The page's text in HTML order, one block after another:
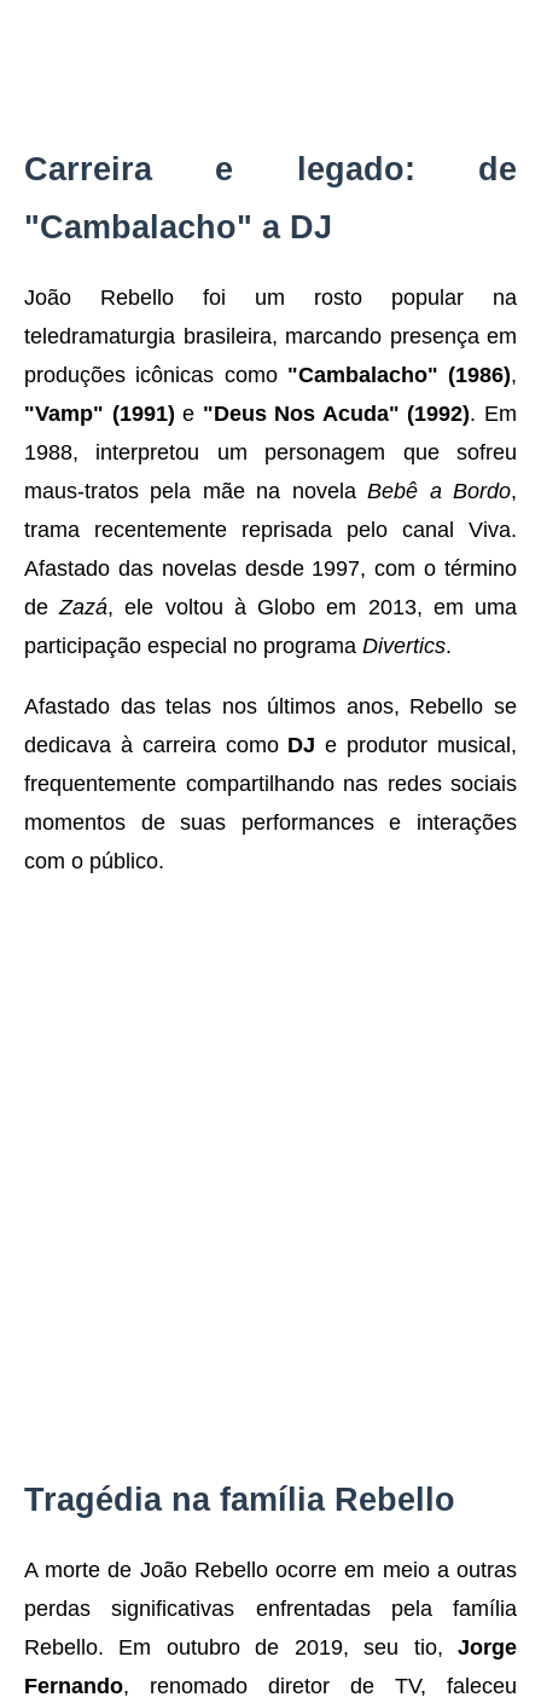
Carreira e legado: de
"Cambalacho" a DJ
João Rebello foi um rosto popular na
teledramaturgia brasileira, marcando presença em
produções icônicas como "Cambalacho" (1986),
"Vamp" (1991) e "Deus Nos Acuda" (1992). Em
1988, interpretou um personagem que sofreu
maus-tratos pela mãe na novelaBebê a Bordo,
trama recentemente reprisada pelo canal Viva.
Afastado das novelas desde 1997, com o término
deZazá, ele voltou à Globo em 2013, em uma
participação especial no programa Divertics.
Afastado das telas nos últimos anos, Rebello se
dedicava à carreira como DJ e produtor musical,
frequentemente compartilhando nas redes sociais
momentos de suas performances e interações
com o público.
Tragédia na família Rebello
A morte de João Rebello ocorre em meio a outras
perdas significativas enfrentadas pela família
Rebello. Em outubro de 2019, seu tio, Jorge
Fernando, renomado diretor de TV, faleceu